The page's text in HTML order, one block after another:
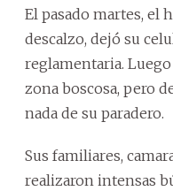
El pasado martes, el
descalzo, dejó su
reglamentaria.
zona boscosa, pero
nada de su paradero.
Sus familiares,
realizaron intensas